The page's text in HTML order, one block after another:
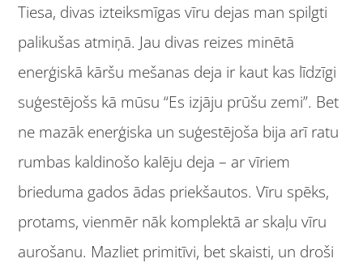
Tiesa, divas izteiksmīgas vīru dejas man spilgti
palikušas atmiņā. Jau divas reizes minētā
enerģiskā kāršu mešanas deja ir kaut kas līdzīgi
suģestējošs kā mūsu “Es izjāju prūšu zemi”. Bet
ne mazāk enerģiska un suģestējoša bija arī ratu
rumbas kaldinošo kalēju deja – ar vīriem
brieduma gados ādas priekšautos. Vīru spēks,
protams, vienmēr nāk komplektā ar skaļu vīru
aurošanu. Mazliet primitīvi, bet skaisti, un droši